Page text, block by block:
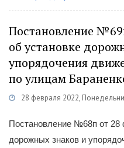
Постановление
об установке
упорядочения
по улицам
28 февраля 2022,
Постановление №68п от 28
дорожных знаков и